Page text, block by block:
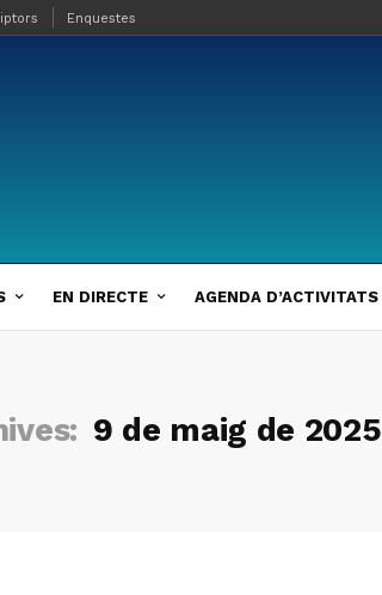
Enquestes
EN DIRECTE AGENDA D’ACTIVITATS
9 de maig de 2025